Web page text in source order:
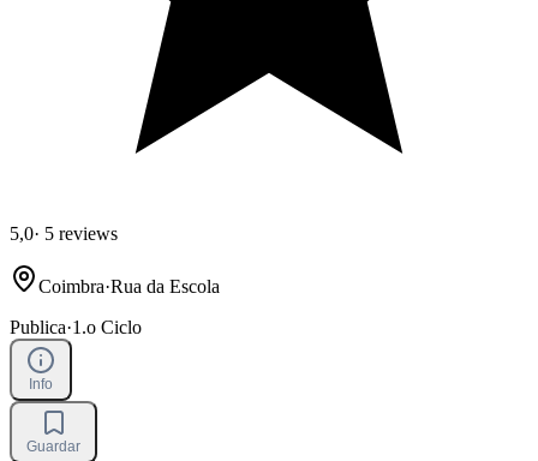
5,0· 5 reviews
Coimbra·Rua da Escola
Publica·1.o Ciclo
Info
Guardar